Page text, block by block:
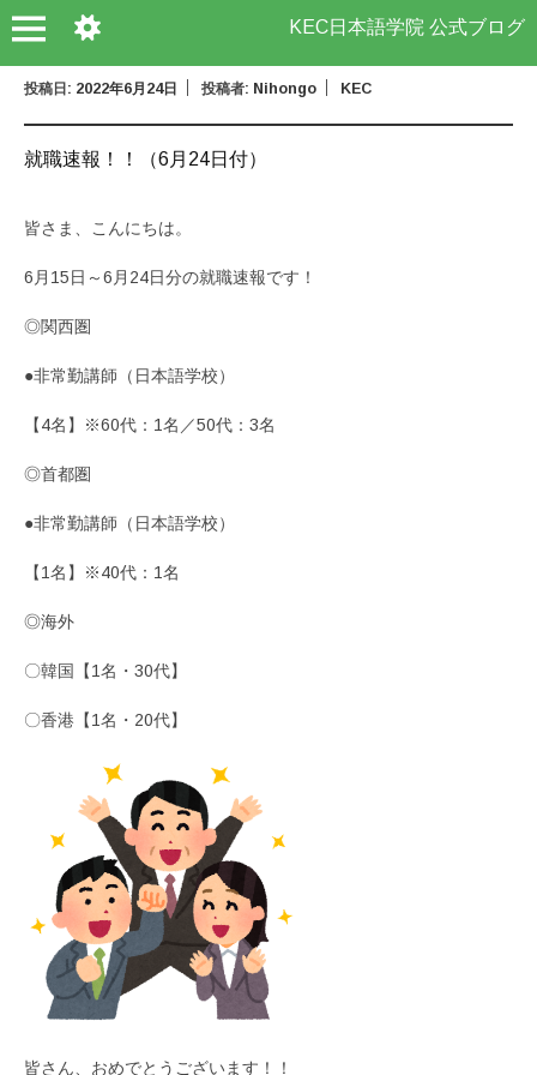
KEC日本語学院 公式ブログ
投稿日: 2022年6月24日 投稿者: Nihongo KEC
就職速報！！（6月24日付）
皆さま、こんにちは。
6月15日～6月24日分の就職速報です！
◎関西圏
●非常勤講師（日本語学校）
【4名】※60代：1名／50代：3名
◎首都圏
●非常勤講師（日本語学校）
【1名】※40代：1名
◎海外
〇韓国【1名・30代】
〇香港【1名・20代】
皆さん、おめでとうございます！！